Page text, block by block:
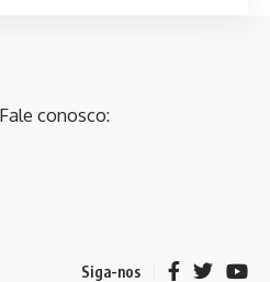
conosco:
Siga-nos